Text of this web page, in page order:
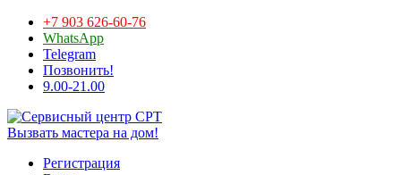
+7 903 626-60-76
WhatsApp
Telegram
Позвонить!
9.00-21.00
Вызвать мастера на дом!
Регистрация